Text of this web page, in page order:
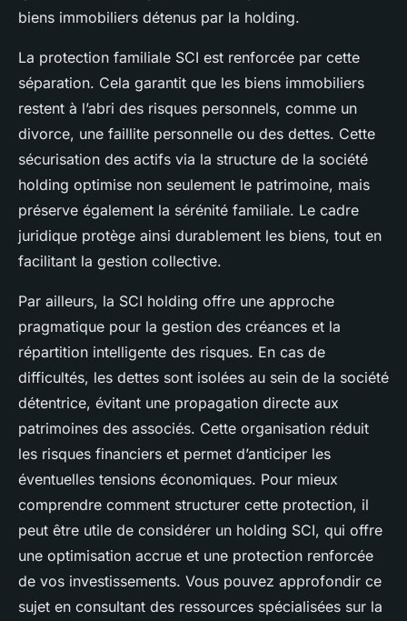
biens immobiliers détenus par la holding.
La protection familiale SCI est renforcée par cette
séparation. Cela garantit que les biens immobiliers
restent à l’abri des risques personnels, comme un
divorce, une faillite personnelle ou des dettes. Cette
sécurisation des actifs via la structure de la société
holding optimise non seulement le patrimoine, mais
préserve également la sérénité familiale. Le cadre
juridique protège ainsi durablement les biens, tout en
facilitant la gestion collective.
Par ailleurs, la SCI holding offre une approche
pragmatique pour la gestion des créances et la
répartition intelligente des risques. En cas de
difficultés, les dettes sont isolées au sein de la société
détentrice, évitant une propagation directe aux
patrimoines des associés. Cette organisation réduit
les risques financiers et permet d’anticiper les
éventuelles tensions économiques. Pour mieux
comprendre comment structurer cette protection, il
peut être utile de considérer un holding SCI, qui offre
une optimisation accrue et une protection renforcée
de vos investissements. Vous pouvez approfondir ce
sujet en consultant des ressources spécialisées sur la